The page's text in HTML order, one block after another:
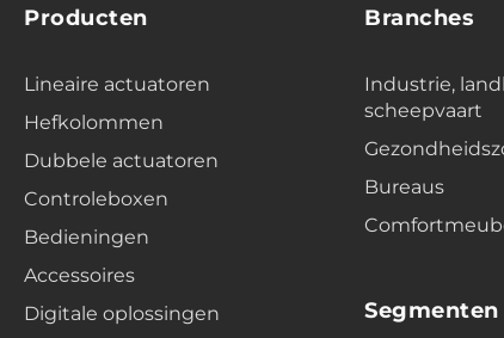
Producten
Lineaire actuatoren
Hefkolommen
Dubbele actuatoren
Controleboxen
Bedieningen
Accessoires
Digitale oplossingen
Branches
Industrie,
scheepvaart
Bureaus
Segmenten